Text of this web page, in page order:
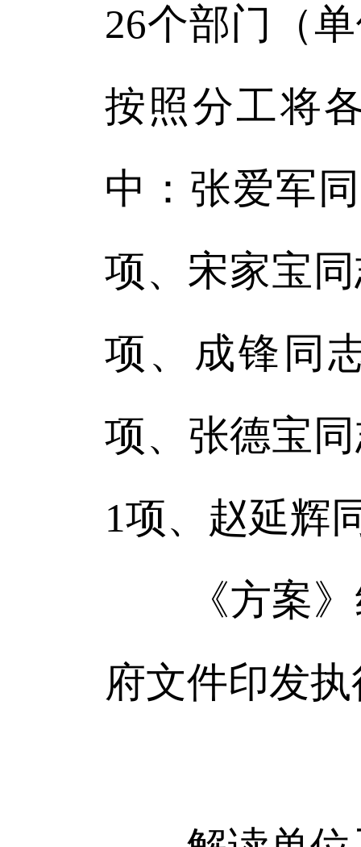
26个部门（
按照分工将
中：张爱军
项、宋家宝
项、成锋同
项、张德宝
1项、赵延辉
《方案》
府文件印发